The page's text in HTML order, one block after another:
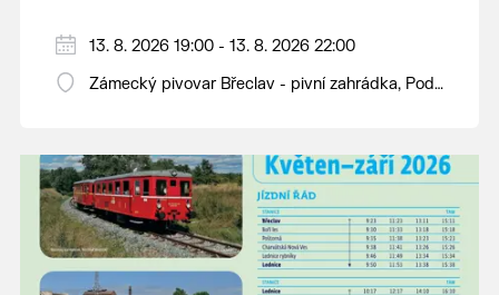
13. 8. 2026 19:00 - 13. 8. 2026 22:00
Zámecký pivovar Břeclav - pivní zahrádka, Pod